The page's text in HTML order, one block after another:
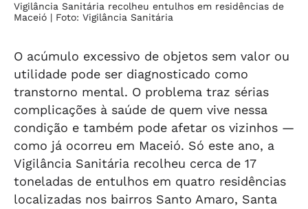
Vigilância Sanitária recolheu entulhos em residências de
Maceió | Foto: Vigilância Sanitária
O acúmulo excessivo de objetos sem valor ou
utilidade pode ser diagnosticado como
transtorno mental. O problema traz sérias
complicações à saúde de quem vive nessa
condição e também pode afetar os vizinhos —
como já ocorreu em Maceió. Só este ano, a
Vigilância Sanitária recolheu cerca de 17
toneladas de entulhos em quatro residências
localizadas nos bairros Santo Amaro, Santa